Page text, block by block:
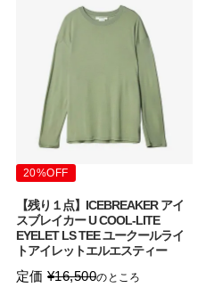
20%OFF
【残り１点】ICEBREAKER アイ
スブレイカー U COOL-LITE
EYELET LS TEE ユークールライ
トアイレットエルエスティー
定価 ¥16,500のところ